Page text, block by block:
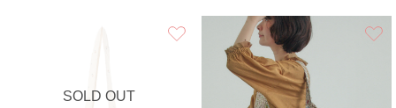
SOLD OUT
お気に入り